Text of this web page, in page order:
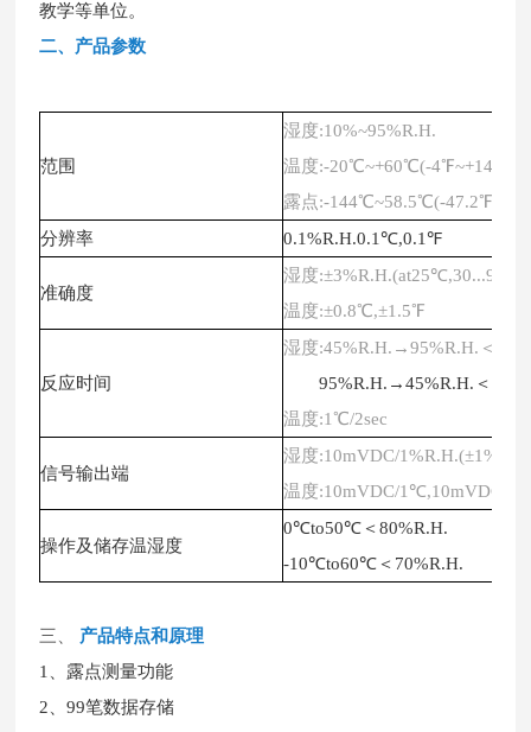
教学等单位。
二、 产品参数
范围
湿度:10%~95%R.H.
温度:-20℃~+60℃(-4℉~+140℉)
露点:-144℃~58.5℃(-
分辨率
0.1%R.H.0.1℃,0.1℉
准确度
湿度
温度:±0.8℃,±1.5℉
反应时间
湿度:45%R.H.→95%R.H.＜
95%R.H.→45%R.H.＜
温度:1℃/2sec
信号输出端
湿度:10mVDC/1%R.H.(±1%rdg)
温度:10mVDC/1℃,10mVDC/
操作及储存温湿度
0℃to50℃＜80%R.H.
-10℃to60℃＜70%R.H.
三、 产品特点和原理
1、露点测量功能
2、99笔数据存储